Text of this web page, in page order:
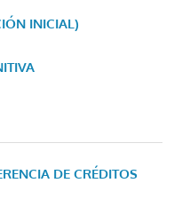
INICIAL)
DE CRÉDITOS